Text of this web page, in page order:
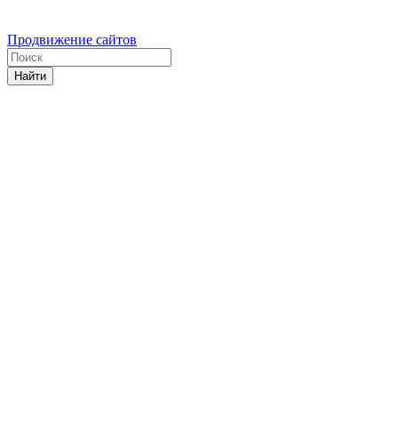
Продвижение сайтов
Найти